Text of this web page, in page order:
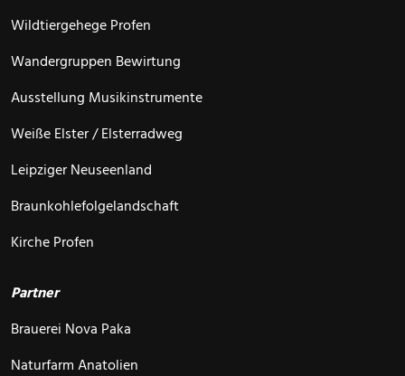
Wildtiergehege Profen
Wandergruppen Bewirtung
Ausstellung Musikinstrumente
Weiße Elster / Elsterradweg
Leipziger Neuseenland
Braunkohlefolgelandschaft
Kirche Profen
Partner
Brauerei Nova Paka
Naturfarm Anatolien